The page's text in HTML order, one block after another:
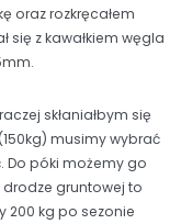
oraz rozkręcałem
się z kawałkiem węgla
skłaniałbym się
musimy wybrać
Do póki możemy go
gruntowej to
200 kg po sezonie